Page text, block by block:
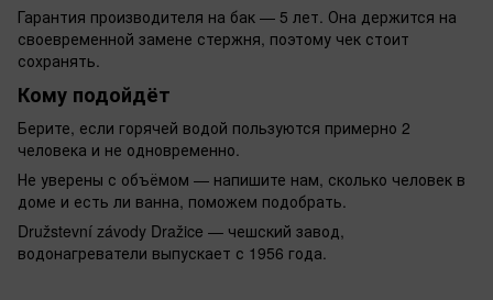
Гарантия производителя на бак — 5 лет. Она держится на
своевременной замене стержня, поэтому чек стоит
сохранять.
Кому подойдёт
Берите, если горячей водой пользуются примерно 2
человека и не одновременно.
Не уверены с объёмом — напишите нам, сколько человек в
доме и есть ли ванна, поможем подобрать.
Družstevní závody Dražice — чешский завод,
водонагреватели выпускает с 1956 года.